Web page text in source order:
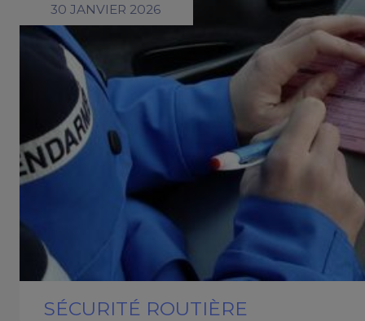
30 JANVIER 2026
SÉCURITÉ ROUTIÈRE